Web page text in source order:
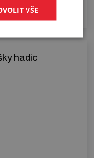
hadic
VŠE